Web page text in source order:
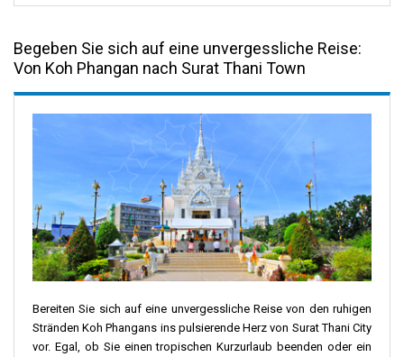
Begeben Sie sich auf eine unvergessliche Reise:
Von Koh Phangan nach Surat Thani Town
Bereiten Sie sich auf eine unvergessliche Reise von den ruhigen
Stränden Koh Phangans ins pulsierende Herz von Surat Thani City
vor. Egal, ob Sie einen tropischen Kurzurlaub beenden oder ein